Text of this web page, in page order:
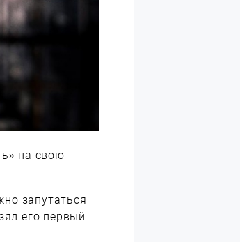
на свою
запутаться
его первый